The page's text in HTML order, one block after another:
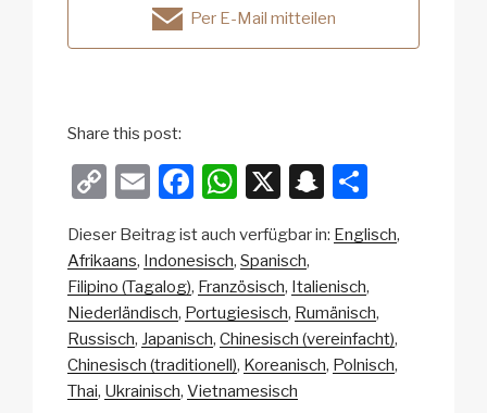
Per E-Mail mitteilen
Share this post:
C
p
y
Li
n
k
E
ail
F
c
e
b
o
o
W
at
s
A
p
p
X
S
a
p
c
h
e
n
Dieser Beitrag ist auch verfügbar in: Englisch
Afrikaans Indonesisch Spanisch
Filipino (Tagalog) Französisch Italienisch
Niederländisch Portugiesisch Rumänisch
Russisch Japanisch Chinesisch (vereinfacht)
Chinesisch (traditionell) Koreanisch Polnisch
Thai Ukrainisch Vietnamesisch